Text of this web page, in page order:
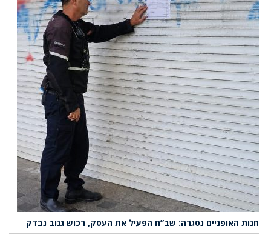
חנות האופניים נסגרה: שב”ח הפעיל את העסק, רכוש גנוב נבדק